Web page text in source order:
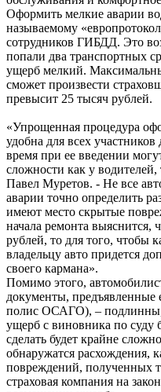
Оформить мелкие аварии
называемому
сотрудников ГИБДД. Это
попали два транспортных
ущерб мелкий.
сможет произвести
превысит 25 тысяч рублей.
«Упрощенная процедура
удобна для всех
время при ее введении
сложности как у водителей,
Павел Муретов. - Не все
аварии точно определить
имеют место скрытые
начала ремонта выяснится,
рублей, то для того, чтобы
владельцу авто придется
своего кармана».
Помимо этого,
документы,
полис ОСАГО), – подлинны,
ущерб с виновника по
сделать будет крайне
обнаружатся расхождения,
повреждений, полученных
страховая компания на